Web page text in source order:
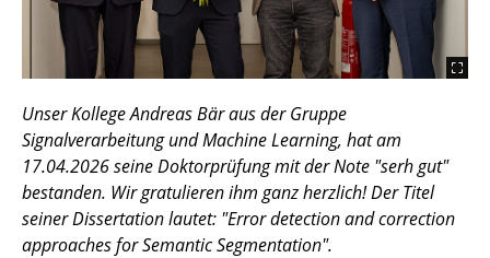
Unser Kollege Andreas Bär aus der Gruppe
Signalverarbeitung und Machine Learning, hat am
17.04.2026 seine Doktorprüfung mit der Note "serh gut"
bestanden. Wir gratulieren ihm ganz herzlich! Der Titel
seiner Dissertation lautet: "Error detection and correction
approaches for Semantic Segmentation".